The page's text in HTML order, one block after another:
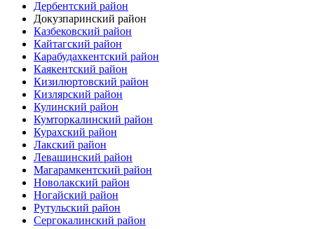
Дербентский район
Докузпаринский район
Казбековский район
Кайтагский район
Карабудахкентский район
Каякентский район
Кизилюртовский район
Кизлярский район
Кулинский район
Кумторкалинский район
Курахский район
Лакский район
Левашинский район
Магарамкентский район
Новолакский район
Ногайский район
Рутульский район
Сергокалинский район